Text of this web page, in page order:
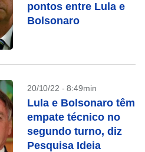
pontos entre Lula e
Bolsonaro
20/10/22 - 8:49min
Lula e Bolsonaro têm
empate técnico no
segundo turno, diz
Pesquisa Ideia